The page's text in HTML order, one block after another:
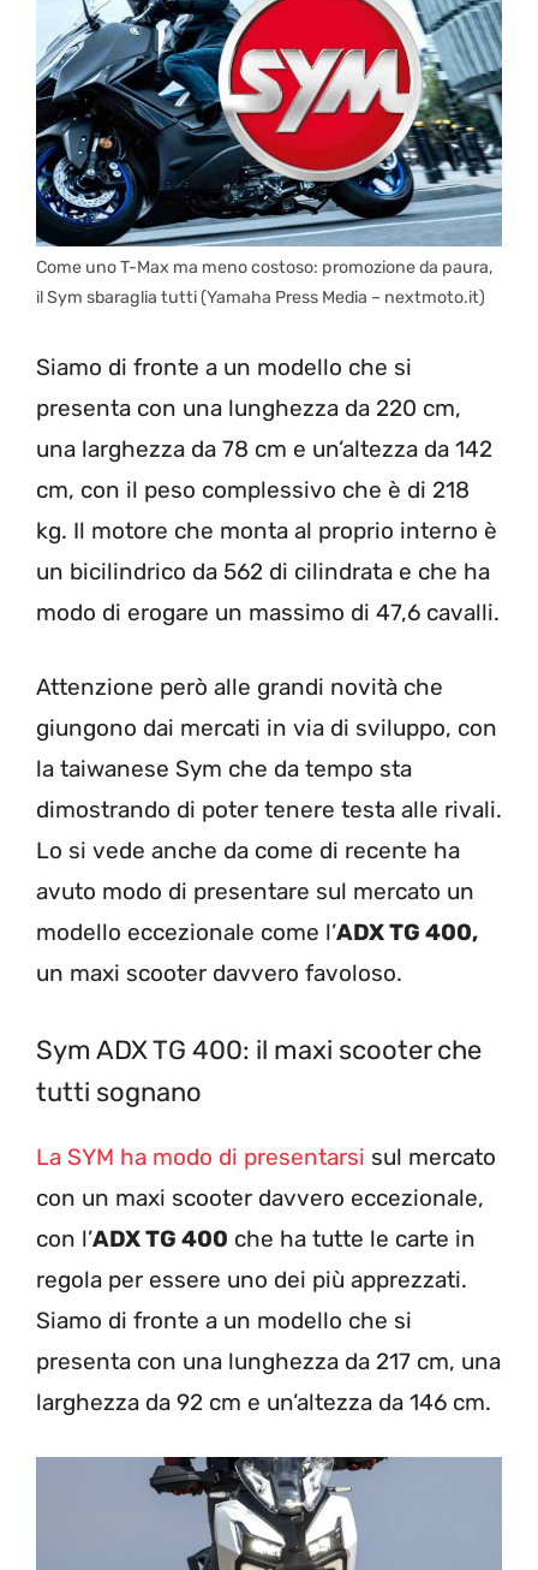
Come uno T-Max ma meno costoso: promozione da paura,
il Sym sbaraglia tutti (Yamaha Press Media – nextmoto.it)
Siamo di fronte a un modello che si
presenta con una lunghezza da 220 cm,
una larghezza da 78 cm e un’altezza da 142
cm, con il peso complessivo che è di 218
kg. Il motore che monta al proprio interno è
un bicilindrico da 562 di cilindrata e che ha
modo di erogare un massimo di 47,6 cavalli.
Attenzione però alle grandi novità che
giungono dai mercati in via di sviluppo, con
la taiwanese Sym che da tempo sta
dimostrando di poter tenere testa alle rivali.
Lo si vede anche da come di recente ha
avuto modo di presentare sul mercato un
modello eccezionale come l’ADX TG 400,
un maxi scooter davvero favoloso.
Sym ADX TG 400: il maxi scooter che
tutti sognano
La SYM ha modo di presentarsi sul mercato
con un maxi scooter davvero eccezionale,
con l’ADX TG 400 che ha tutte le carte in
regola per essere uno dei più apprezzati.
Siamo di fronte a un modello che si
presenta con una lunghezza da 217 cm, una
larghezza da 92 cm e un’altezza da 146 cm.